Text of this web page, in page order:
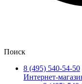
Поиск
8 (495) 540-54-50
Интернет-